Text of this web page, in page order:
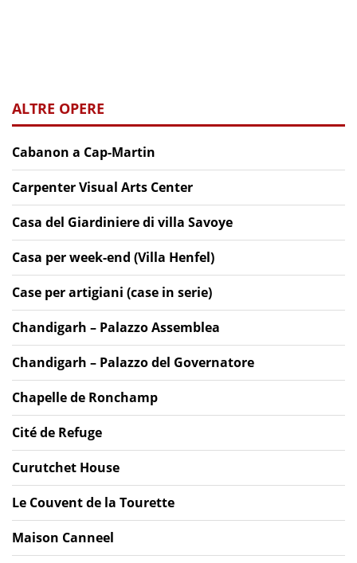
ALTRE OPERE
Cabanon a Cap-Martin
Carpenter Visual Arts Center
Casa del Giardiniere di villa Savoye
Casa per week-end (Villa Henfel)
Case per artigiani (case in serie)
Chandigarh – Palazzo Assemblea
Chandigarh – Palazzo del Governatore
Chapelle de Ronchamp
Cité de Refuge
Curutchet House
Le Couvent de la Tourette
Maison Canneel